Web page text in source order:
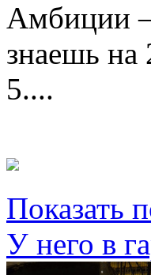
Амбиции
знаешь на
5....
Показать
У него в